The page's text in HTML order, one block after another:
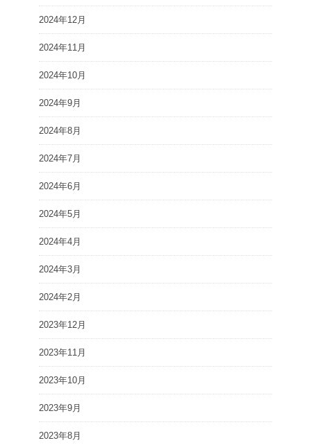
2024年12月
2024年11月
2024年10月
2024年9月
2024年8月
2024年7月
2024年6月
2024年5月
2024年4月
2024年3月
2024年2月
2023年12月
2023年11月
2023年10月
2023年9月
2023年8月